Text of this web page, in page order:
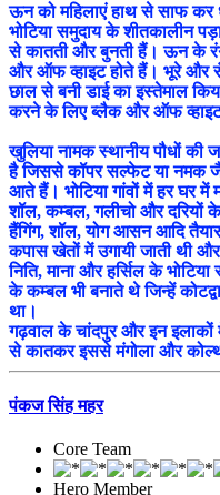
ऊन को महिलाएं हाथ से साफ कर
भोटिया समुदाय के शीतकालीन
से कातती और बुनती हैं। ऊन के
और ऑफ व्हाइट होते हैं। भूरे और
छाल से बनी डाई का इस्तेमाल
करने के लिए ब्लैक और ऑफ व्हाइट
खुलिया नामक स्थानीय पौधों की
है जिससे कॉपर सल्फेट या नमक
आते हैं। भोटिया गांवों में हर घर
शॉल, कम्बल, गलीचो और दरियों
हैंगिंग, शॉल, योग आसन आदि
कपास खेतों में उगायी जाती थी और
निति, माना और हर्सिल के भोटिया
के कम्बल भी बनाते थे जिन्हें
था।
गढ़वाल के चांदपुर और इन इलाकों
से कातकर इससे मंगोला और
पंकज सिंह महर
Core Team
Hero Member